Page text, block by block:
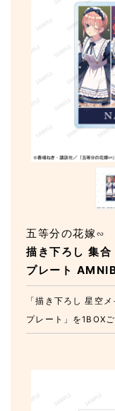
描き下ろし 集
プレート
五等分の花嫁∽
「描き下ろし 星空
プレート」を1BOX